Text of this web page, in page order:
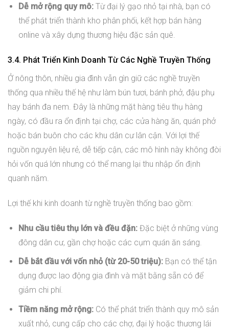
Dễ mở rộng quy mô:Từ đại lý gạo nhỏ tại nhà, bạn có
thể phát triển thành kho phân phối, kết hợp bán hàng
online và xây dựng thương hiệu đặc sản quê.
3.4. Phát Triển Kinh Doanh Từ Các Nghề Truyền Thống
Ở nông thôn, nhiều gia đình vẫn gìn giữ các nghề truyền
thống qua nhiều thế hệ như làm bún tươi, bánh phở, đậu phụ
hay bánh đa nem. Đây là những mặt hàng tiêu thụ hàng
ngày, có đầu ra ổn định tại chợ, các cửa hàng ăn, quán phở
hoặc bán buôn cho các khu dân cư lân cận. Với lợi thế
nguồn nguyên liệu rẻ, dễ tiếp cận, các mô hình này không đòi
hỏi vốn quá lớn nhưng có thể mang lại thu nhập ổn định
quanh năm.
Lợi thế khi kinh doanh từ nghề truyền thống bao gồm:
Nhu cầu tiêu thụ lớn và đều đặn:Đặc biệt ở những vùng
đông dân cư, gần chợ hoặc các cụm quán ăn sáng.
Dễ bắt đầu với vốn nhỏ (từ 20-50 triệu):Bạn có thể tận
dụng được lao động gia đình và mặt bằng sẵn có để
giảm chi phí.
Tiềm năng mở rộng:Có thể phát triển thành quy mô sản
xuất nhỏ, cung cấp cho các chợ, đại lý hoặc thương lái